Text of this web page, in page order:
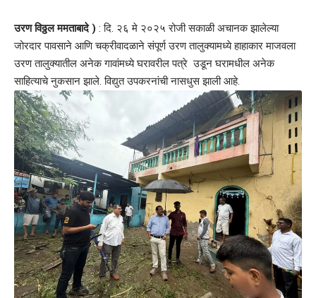
उरण विठ्ठल ममताबादे ) : दि. २६ मे २०२५ रोजी सकाळी अचानक झालेल्या
जोरदार पावसाने आणि चक्रीवादळाने संपूर्ण उरण तालुक्यामध्ये हाहाकार माजवला
उरण तालुक्यातील अनेक गावांमध्ये घरावरील पत्रे उडून घरामधील अनेक
साहित्याचे नुकसान झाले. विद्युत उपकरनांची नासधुस झाली आहे.